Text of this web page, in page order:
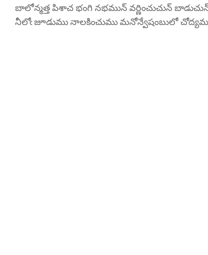
బాలోన్మత్త పిశాచ భంగి నభమున్ వర్ణించుచున్
నీలోఁ జూడుము నాలకించుము మనోన్వేషంబులో